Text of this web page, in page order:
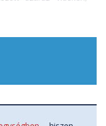
Egy 5000 métert
hegye, a második
és új szövetség
a török-örmény-
az ősi selyemút
volt. Utunk
terület, csak külön
után a felkelő